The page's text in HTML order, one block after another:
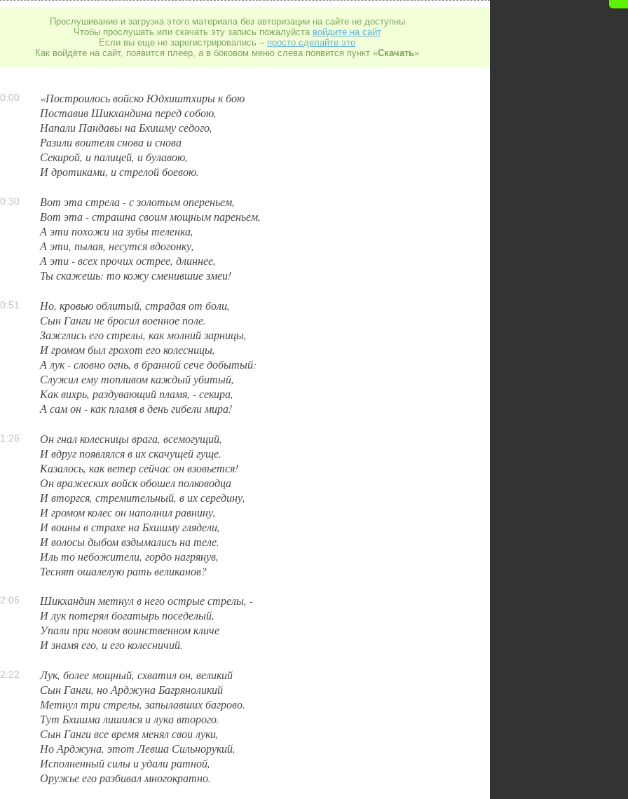
Прослушивание и загрузка этого материала без авторизации на сайте не доступны
Чтобы прослушать или скачать эту запись пожалуйста войдите на сайт
Если вы еще не зарегистрировались – просто сделайте это
Как войдёте на сайт, появится плеер, а в боковом меню слева появится пункт «Скачать»
«Построилось войско Юдхиштхиры к бою
Поставив Шикхандина перед собою,
Напали Пандавы на Бхишму седого,
Разили воителя снова и снова
Секирой, и палицей, и булавою,
И дротиками, и стрелой боевою.
Вот эта стрела - с золотым опереньем,
Вот эта - страшна своим мощным пареньем,
А эти похожи на зубы теленка,
А эти, пылая, несутся вдогонку,
А эти - всех прочих острее, длиннее,
Ты скажешь: то кожу сменившие змеи!
Но, кровью облитый, страдая от боли,
Сын Ганги не бросил военное поле.
Зажглись его стрелы, как молний зарницы,
И громом был грохот его колесницы,
А лук - словно огнь, в бранной сече добытый:
Служил ему топливом каждый убитый,
Как вихрь, раздувающий пламя, - секира,
А сам он - как пламя в день гибели мира!
Он гнал колесницы врага, всемогущий,
И вдруг появлялся в их скачущей гуще.
Казалось, как ветер сейчас он взовьется!
Он вражеских войск обошел полководца
И вторгся, стремительный, в их середину,
И громом колес он наполнил равнину,
И воины в страхе на Бхишму глядели,
И волосы дыбом вздымались на теле.
Иль то небожители, гордо нагрянув,
Теснят ошалелую рать великанов?
Шикхандин метнул в него острые стрелы, -
И лук потерял богатырь поседелый,
Упали при новом воинственном кличе
И знамя его, и его колесничий.
Лук, более мощный, схватил он, великий
Сын Ганги, но Арджуна Багряноликий
Метнул три стрелы, запылавших багрово.
Тут Бхишма лишился и лука второго.
Сын Ганги все время менял свои луки,
Но Арджуна, этот Левша Сильнорукий,
Исполненный силы и удали ратной,
Оружье его разбивал многократно.